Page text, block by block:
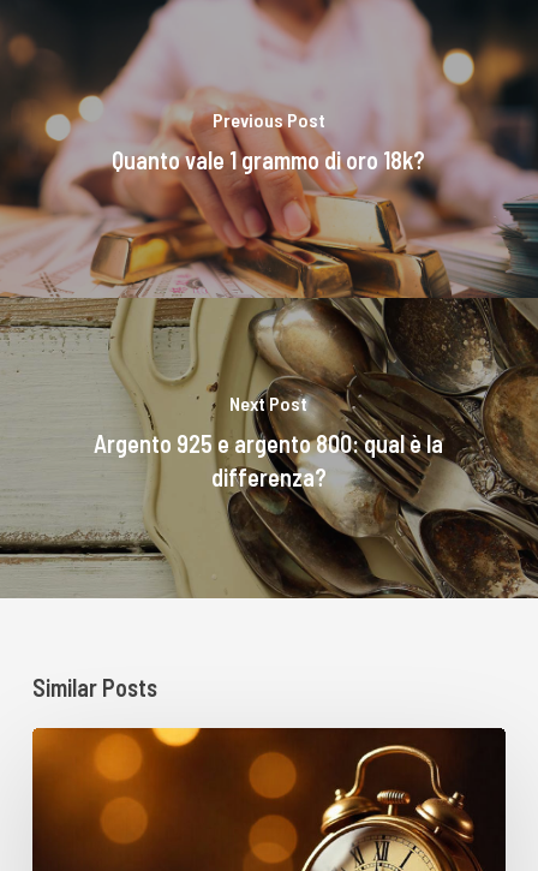
Previous Post
Quanto vale 1 grammo di oro 18k?
Next Post
Argento 925 e argento 800: qual è la
differenza?
Similar Posts